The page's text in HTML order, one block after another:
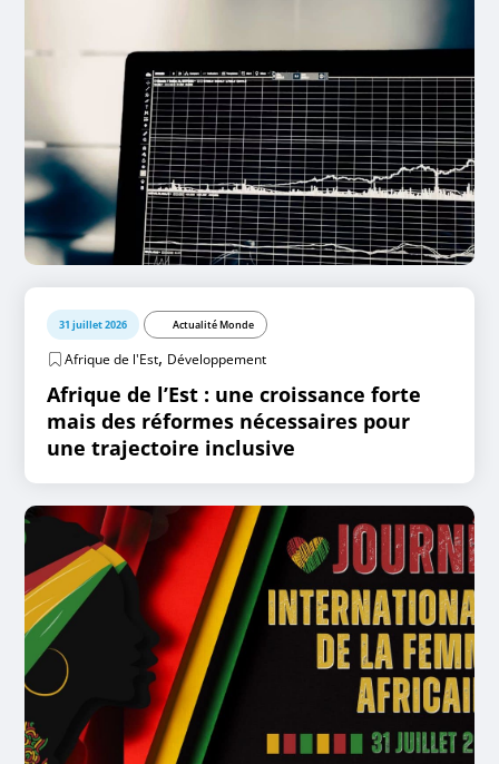
31 juillet 2026 Actualité Monde
Afrique de l'Est, Développement
Afrique de l’Est : une croissance forte
mais des réformes nécessaires pour
une trajectoire inclusive